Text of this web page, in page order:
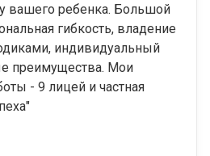
вашего ребенка. Большой
гибкость, владение
индивидуальный
преимущества. Мои
- 9 лицей и частная